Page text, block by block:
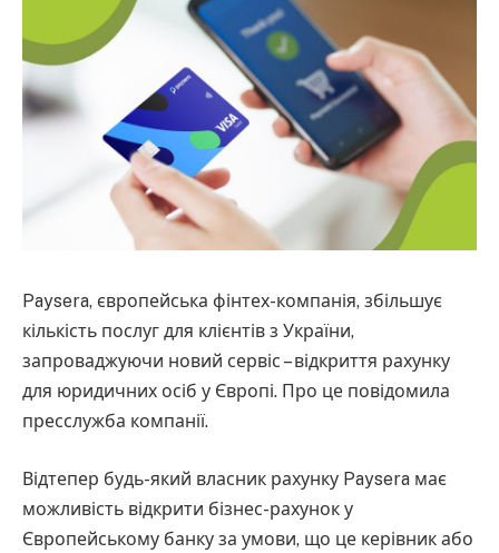
Paysera, європейська фінтех-компанія, збільшує
кількість послуг для клієнтів з України,
запроваджуючи новий сервіс – відкриття рахунку
для юридичних осіб у Європі. Про це повідомила
пресслужба компанії.
Відтепер будь-який власник рахунку Paysera має
можливість відкрити бізнес-рахунок у
Європейському банку за умови, що це керівник або